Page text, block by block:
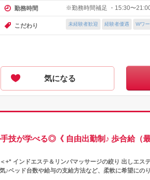
勤務時間 ※勤務時間補足 ・15:30〜
こだわり 未経験者歓迎 経験者優遇 Wワ
気になる
技が学べる◎《 自由出勤制♪ 歩合給（
＜+* インドエステ＆リンパマッサージの絞り 出しエ
気♪ベッド台数や給与の支給方法など、柔軟に希望にの